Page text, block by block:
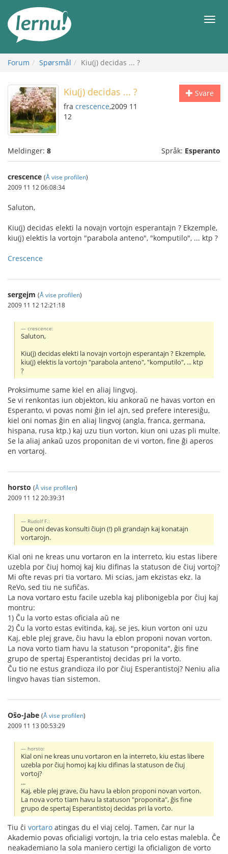
innholdet
Meny
Forum Spørsmål Kiu(j) decidas ... ?
Svare
Kiu(j) decidas ... ?
fra crescence,2009 11
12
Meldinger: 8 Språk: Esperanto
crescence (Å vise profilen)
2009 11 12 06:08:34
Saluton,
Kiu(j) decidas elekti la novajn vortojn esperantajn ? Ekzemple,
kiu(j) elektis la vortojn "parabola anteno", "komputilo", ... ktp ?
Crescence
sergejm (Å vise profilen)
2009 11 12 12:21:18
crescence:
Saluton,
Kiu(j) decidas elekti la novajn vortojn esperantajn ? Ekzemple,
kiu(j) elektis la vortojn "parabola anteno", "komputilo", ... ktp
?
Proksimume same kiel en aliaj lingvoj.
Se vi renkontas iun objekton, kiu ankoraŭ ne havas vorton en
Esperanto, vi povas nomi ĝin iel ajn, sed prefere interesiĝu,
kiel oni nomas ĝin en aliaj lingvoj (angla, franca, germana,
hispana, rusa ktp.) kaj uzu tiun vorton, kiun oni uzas pli multe.
Se la aliaj ankaŭ uzos proponitan de vi vorton, fine ĝi aperos
en vortaroj.
horsto (Å vise profilen)
2009 11 12 20:39:31
Rudolf F.:
Due oni devas konsulti ĉiujn (!) pli grandajn kaj konatajn
vortarojn.
Kial oni ne kreas unu vortaron en la interreto, kiu estas libere
uzebla por ĉiuj homoj kaj kiu difinas la statuson de ĉiuj vortoj?
Mi ofte revas pri tia vortaro. Mi scias, jam ekzistas ekz. la
ReVo, sed tiu ne sufiĉas.
La nova vortaro estu facile uzebla kaj plibonigebla por ĉiuj kaj
montru:
1) Ĉu la vorto estas oficiala aŭ ne
2) Ĉu la vorto estas evitinda, kaj, se jes, kiun vorton oni uzu
Kaj, eble plej grave, ĉiu havu la eblon proponi novan vorton.
La nova vorto tiam havu la statuson "proponita", ĝis fine
grupo de spertaj Esperantistoj decidas pri la vorto.
Ĉu tio ne estus grandioza ilo por ĉiuj Esperantistoj? Neniu alia
lingvo havas tian sistemon.
Oŝo-Jabe (Å vise profilen)
2009 11 13 00:53:29
horsto:
Kial oni ne kreas unu vortaron en la interreto, kiu estas libere
uzebla por ĉiuj homoj kaj kiu difinas la statuson de ĉiuj
vortoj?
...
Kaj, eble plej grave, ĉiu havu la eblon proponi novan vorton.
La nova vorto tiam havu la statuson "proponita", ĝis fine
grupo de spertaj Esperantistoj decidas pri la vorto.
Tiu ĉi vortaro atingas du el viaj celoj. Tamen, ĉar nur la
Akademio povas oficialigi vortojn, la tria celo estas malebla. Ĉe
neakademiano la sola maniero certigi la oficialigon de vorto